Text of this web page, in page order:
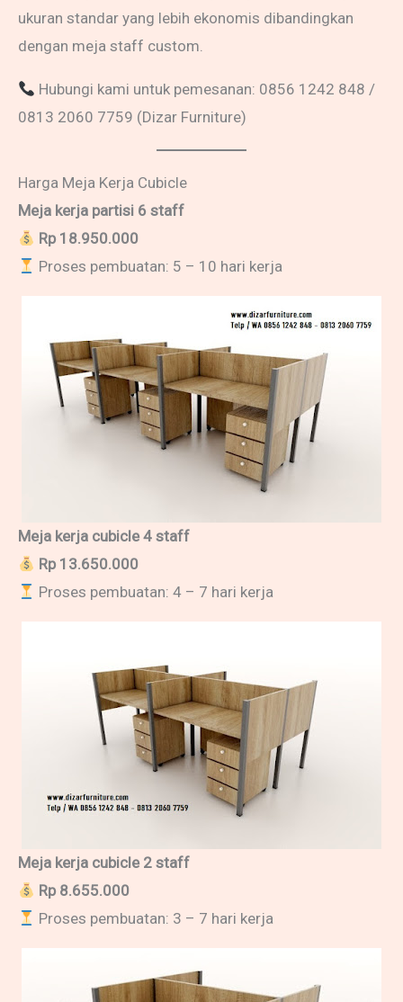
ukuran standar yang lebih ekonomis dibandingkan
dengan meja staff custom.
Hubungi kami untuk pemesanan: 0856 1242 848 /
0813 2060 7759 (Dizar Furniture)
Harga Meja Kerja Cubicle
Meja kerja partisi 6 staff
Rp 18.950.000
Proses pembuatan: 5 – 10 hari kerja
Meja kerja cubicle 4 staff
Rp 13.650.000
Proses pembuatan: 4 – 7 hari kerja
Meja kerja cubicle 2 staff
Rp 8.655.000
Proses pembuatan: 3 – 7 hari kerja